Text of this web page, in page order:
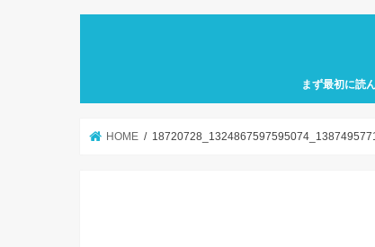
まず最初に読
せにバリスタを
歩」を運営して
HOME